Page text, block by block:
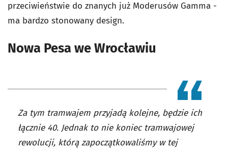
przeciwieństwie do znanych już Moderusów Gamma -
ma bardzo stonowany design.
Nowa Pesa we Wrocławiu
Za tym tramwajem przyjadą kolejne, będzie ich
łącznie 40. Jednak to nie koniec tramwajowej
rewolucji, którą zapoczątkowaliśmy w tej